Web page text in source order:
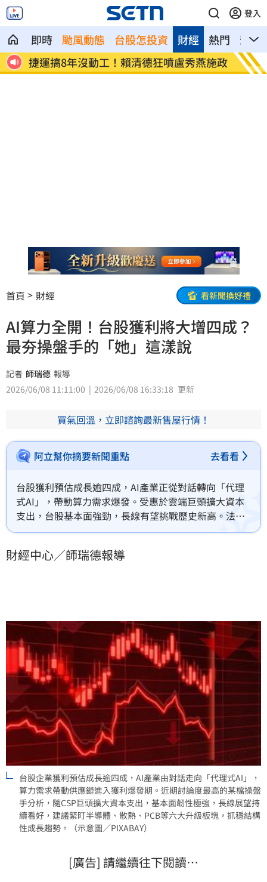
登入
即時 颱風動態 台股怎投資 熱門 影音
財經
資
捷運搞8年沒動工！賴清德狂噴盧秀燕施政 他前
了
首頁 財經 看新聞換好禮
AI算力全開！台股獲利將大增四成？
最夯操盤手的「她」這漾說
記者 師瑞德 報導
2026/06/08 11:11:00
2026/06/08 16:33:18 更新
買氣回溫，立即諮詢最新售屋行情！
阿立幫你摘要新聞重點 去看看
台股獲利預估成長逾四成，AI產業正從對話轉向「代理
式AI」，帶動算力需求爆發。受惠於雲端巨頭擴大資本
支出，台股基本面強勁，長線有望挑戰歷史新高。法人
建議鎖定半導體先進封裝、PCB/CCL、ABF載板、被動
年新世代晶片拉貨，供應鏈將進入獲利上修軌道。投資
財經中心／師瑞德報導
台股企業獲利預估成長逾四成，AI產業由對話走向「代理式AI」，
算力需求帶動供應鏈進入獲利爆發期。近期討論度最高的某檔操盤
手分析，隨CSP巨頭擴大資本支出，基本面韌性極強，長線展望持
續看好，建議緊盯半導體、散熱、PCB等六大升級板塊，抓穩結構
性成長趨勢。（示意圖／PIXABAY）
[廣告] 請繼續往下閱讀…